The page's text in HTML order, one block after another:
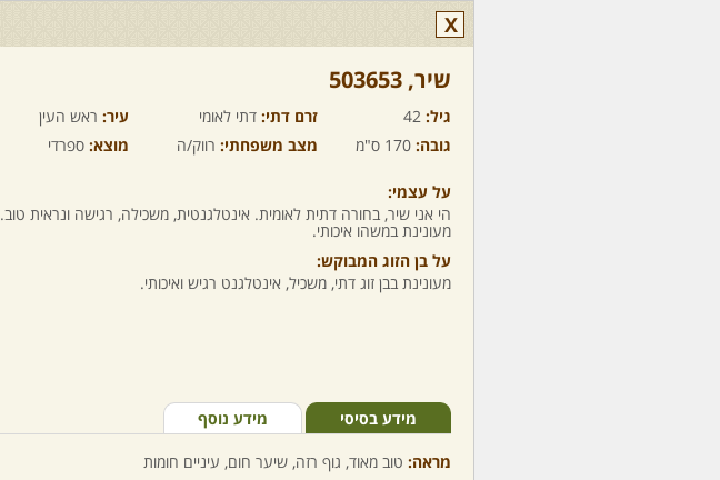
X
שיר,‏ 503653
גיל: 42 זרם דתי: דתי לאומי עיר: ראש העין
גובה: 170 ס"מ מצב משפחתי: רווק/ה מוצא: ספרדי
על עצמי:
הי אני שיר, בחורה דתית לאומית. אינטלגנטית, משכילה, רגישה ונראית טוב.
מעונינת במשהו איכותי.
על בן הזוג המבוקש:
מעונינת בבן זוג דתי, משכיל, אינטלגנט רגיש ואיכותי.
מידע בסיסי מידע נוסף
מראה: טוב מאוד, גוף רזה, שיער חום, עיניים חומות